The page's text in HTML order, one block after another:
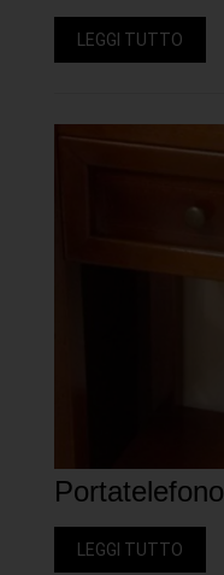
LEGGI TUTTO
Portatelefono
LEGGI TUTTO